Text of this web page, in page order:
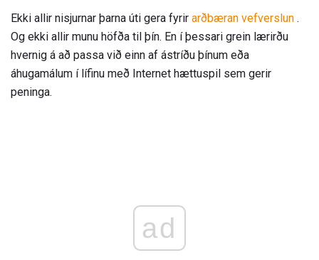
Ekki allir nisjurnar þarna úti gera fyrir arðbæran vefverslun .
Og ekki allir munu höfða til þín. En í þessari grein lærirðu
hvernig á að passa við einn af ástríðu þínum eða
áhugamálum í lífinu með Internet hættuspil sem gerir
peninga.
ad